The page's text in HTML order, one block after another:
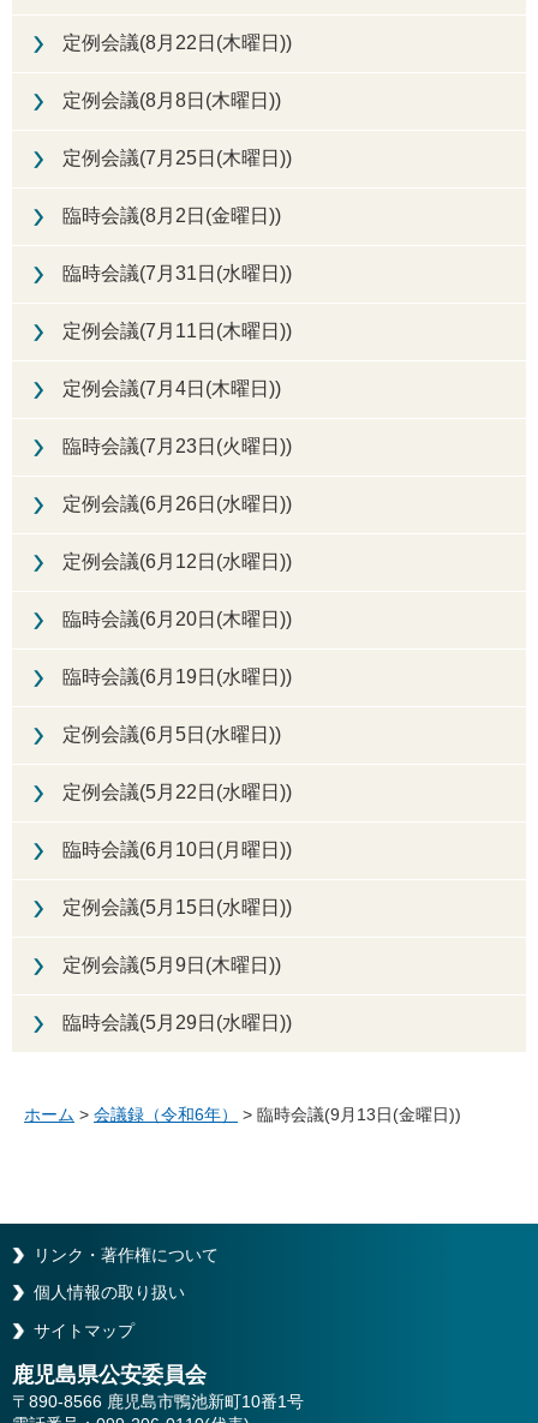
定例会議(8月22日(木曜日))
定例会議(8月8日(木曜日))
定例会議(7月25日(木曜日))
臨時会議(8月2日(金曜日))
臨時会議(7月31日(水曜日))
定例会議(7月11日(木曜日))
定例会議(7月4日(木曜日))
臨時会議(7月23日(火曜日))
定例会議(6月26日(水曜日))
定例会議(6月12日(水曜日))
臨時会議(6月20日(木曜日))
臨時会議(6月19日(水曜日))
定例会議(6月5日(水曜日))
定例会議(5月22日(水曜日))
臨時会議(6月10日(月曜日))
定例会議(5月15日(水曜日))
定例会議(5月9日(木曜日))
臨時会議(5月29日(水曜日))
ホーム > 会議録（令和6年） > 臨時会議(9月13日(金曜日))
リンク・著作権について
個人情報の取り扱い
サイトマップ
鹿児島県公安委員会
〒890-8566 鹿児島市鴨池新町10番1号